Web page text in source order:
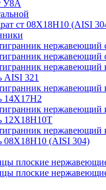
У8А
ст 08Х18Н10 (AISI
нержавеющий
нержавеющий
нержавеющий
AISI 321
нержавеющий
14Х17Н2
нержавеющий
12Х18Н10Т
нержавеющий
08Х18Н10 (AISI 304)
плоские
плоские